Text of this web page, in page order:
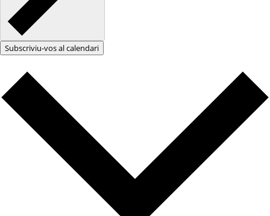
Subscriviu-vos al calendari